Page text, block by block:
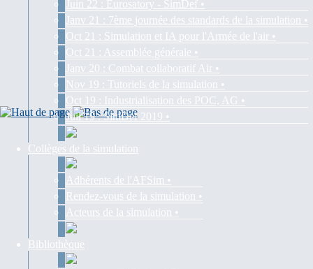
Juin 22 : Eurosatory - SimDef •
Janv 21 : 7ème journée des standards de la simulation •
Oct 21 : Simulation et IA pour l'Armée de l'air •
Oct 21 : Assemblée générale •
Janv 20 : Combat collaboratif Air •
Nov 19 : Tutoriels de la simulation •
Oct 19 : Industrialisation des POC, AG •
Juil 19 : SimDef 2019 •
Collèges de la simulation
Adhérents de l'AFSim •
Rendez-vous de la simulation •
Acteurs de la simulation •
Bibliothèque